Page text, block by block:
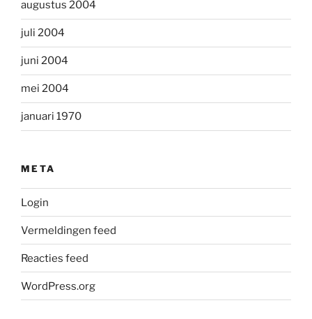
augustus 2004
juli 2004
juni 2004
mei 2004
januari 1970
META
Login
Vermeldingen feed
Reacties feed
WordPress.org